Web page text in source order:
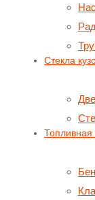
Стекла
Топливная